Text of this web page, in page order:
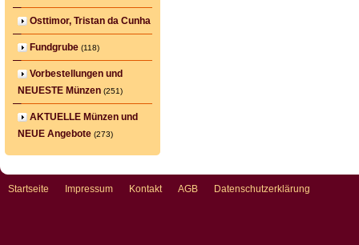
Osttimor, Tristan da Cunha
Fundgrube (118)
Vorbestellungen und
NEUESTE Münzen (251)
AKTUELLE Münzen und
NEUE Angebote (273)
Startseite Impressum Kontakt AGB Datenschutzerklärung